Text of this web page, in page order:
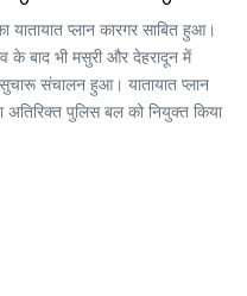
प्लान कारगर साबित हुआ।
के बाद भी मसुरी और देहरादून में
सुचारू संचालन हुआ। यातायात प्लान
अतिरिक्त पुलिस बल को नियुक्त किया